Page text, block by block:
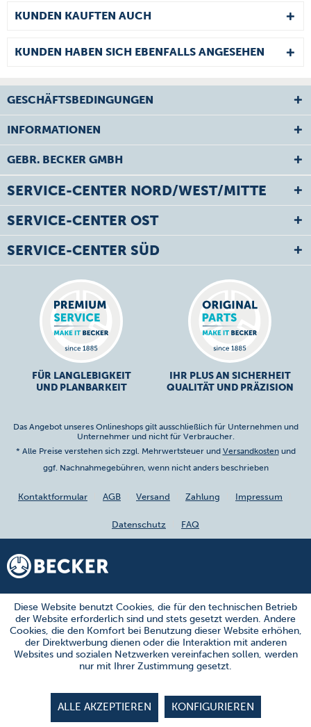
KUNDEN KAUFTEN AUCH
KUNDEN HABEN SICH EBENFALLS ANGESEHEN
GESCHÄFTSBEDINGUNGEN
INFORMATIONEN
GEBR. BECKER GMBH
SERVICE-CENTER NORD/WEST/MITTE
SERVICE-CENTER OST
SERVICE-CENTER SÜD
FÜR LANGLEBIGKEIT
UND PLANBARKEIT
IHR PLUS AN SICHERHEIT
QUALITÄT UND PRÄZISION
Das Angebot unseres Onlineshops gilt ausschließlich für Unternehmen und
Unternehmer und nicht für Verbraucher.
* Alle Preise verstehen sich zzgl. Mehrwertsteuer und Versandkostenund
ggf. Nachnahmegebühren, wenn nicht anders beschrieben
Kontaktformular AGB Versand Zahlung Impressum
Datenschutz FAQ
Diese Website benutzt Cookies, die für den technischen Betrieb
der Website erforderlich sind und stets gesetzt werden. Andere
Cookies, die den Komfort bei Benutzung dieser Website erhöhen,
der Direktwerbung dienen oder die Interaktion mit anderen
Websites und sozialen Netzwerken vereinfachen sollen, werden
nur mit Ihrer Zustimmung gesetzt.
ALLE AKZEPTIEREN KONFIGURIEREN